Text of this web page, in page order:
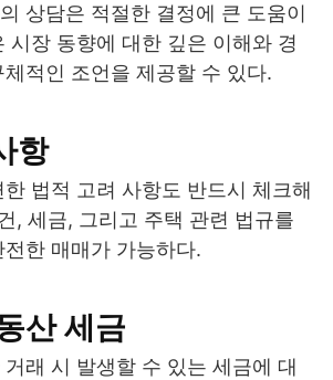
상담은 적절한 결정에 큰 도움이
시장 동향에 대한 깊은 이해와 경
적인 조언을 제공할 수 있다.
항
법적 고려 사항도 반드시 체크해
, 세금, 그리고 주택 관련 법규를
한 매매가 가능하다.
산 세금
래 시 발생할 수 있는 세금에 대